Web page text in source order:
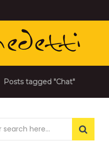
Posts tagged "Chat"